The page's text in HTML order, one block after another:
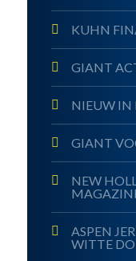
KUHN
GIANT
NIEUW IN
GIANT
NEW
ASPEN
WITTE